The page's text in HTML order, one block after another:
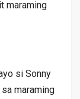
maraming
si Sonny
maraming